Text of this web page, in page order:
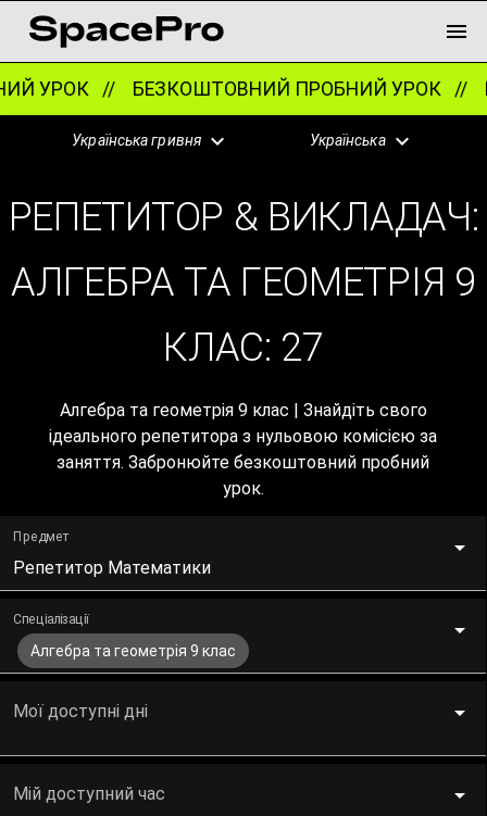
//БЕЗКОШТОВНИЙ ПРОБНИЙ УРОК //
Українська гривня Українська
РЕПЕТИТОР & ВИКЛАДАЧ:
АЛГЕБРА ТА ГЕОМЕТРІЯ 9
КЛАС: 27
Алгебра та геометрія 9 клас | Знайдіть свого
ідеального репетитора з нульовою комісією за
заняття. Забронюйте безкоштовний пробний
урок.
Предмет
Репетитор Математики
Спеціалізації
Алгебра та геометрія 9 клас
Мої доступні дні
Мій доступний час